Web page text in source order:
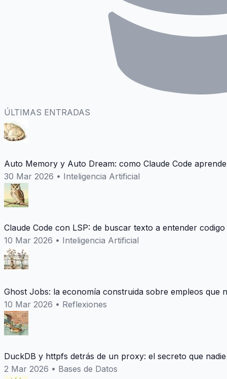
ÚLTIMAS ENTRADAS
Auto Memory y Auto Dream: como Claude Code
30 Mar 2026 • Inteligencia Artificial
Claude Code con LSP: de buscar texto a entender codigo
10 Mar 2026 • Inteligencia Artificial
Ghost Jobs: la economía construida sobre empleos que
10 Mar 2026 • Reflexiones
DuckDB y httpfs detrás de un proxy: el secreto que
2 Mar 2026 • Bases de Datos